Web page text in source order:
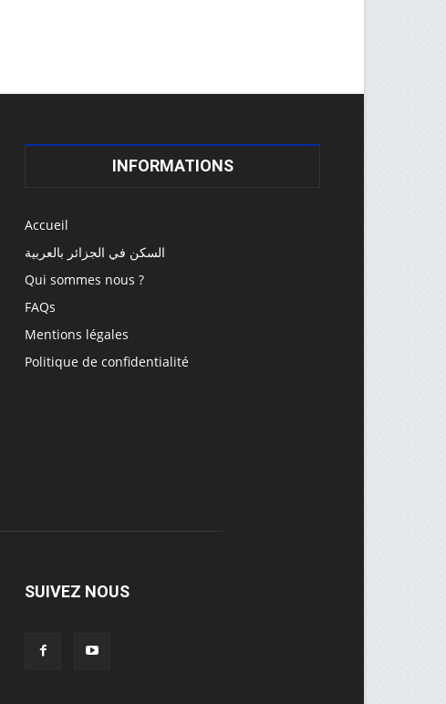
INFORMATIONS
Accueil
السكن في الجزائر بالعربية
Qui sommes nous ?
FAQs
Mentions légales
Politique de confidentialité
SUIVEZ NOUS